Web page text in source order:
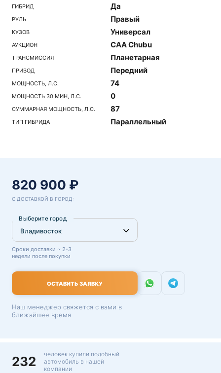
ГИБРИД Да
РУЛЬ Правый
КУЗОВ Универсал
АУКЦИОН CAA Chubu
ТРАНСМИССИЯ Планетарная
ПРИВОД Передний
МОЩНОСТЬ, Л.С. 74
МОЩНОСТЬ 30 МИН, Л.С. 0
СУММАРНАЯ МОЩНОСТЬ, Л.С. 87
ТИП ГИБРИДА Параллельный
820 900 ₽
С ДОСТАВКОЙ В ГОРОД:
Выберите город
Сроки доставки ~ 2-3
недели после покупки
ОСТАВИТЬ ЗАЯВКУ
Наш менеджер свяжется с вами в
ближайшее время
232
человек купили подобный
автомобиль в нашей
компании